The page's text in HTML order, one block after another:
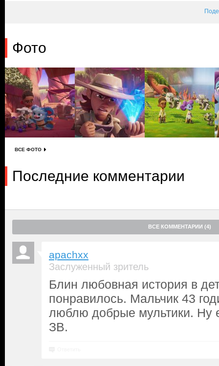
Фото
ВСЕ ФОТО
Последние комментарии
ВСЕ КОММЕНТАРИИ (4)
apachxx
Заслуженный зритель
Блин любовная история в
понравилось. Мальчик 43
люблю добрые мультики. Ну
ЗВ.